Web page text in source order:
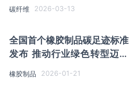
家
碳纤维 2026-03-13
全国首个橡胶制品碳足迹标准
发布 推动行业绿色转型迈入
橡胶制品 2026-01-21